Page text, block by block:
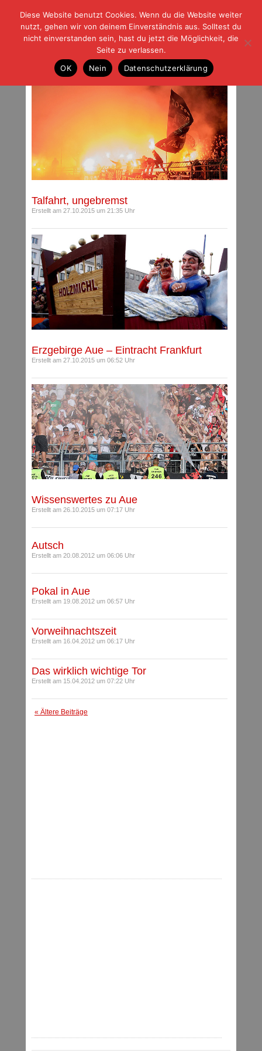
| | |BLOG-GFußball und der Rest
HOME|REGELN|IMPRESSUM |DATENSCHUTZ
Beiträge mit Schlagwort: Aue
Talfahrt, ungebremst
Erstellt am 27.10.2015 um 21:35 Uhr
Erzgebirge Aue – Eintracht Frankfurt
Erstellt am 27.10.2015 um 06:52 Uhr
Wissenswertes zu Aue
Erstellt am 26.10.2015 um 07:17 Uhr
Autsch
Erstellt am 20.08.2012 um 06:06 Uhr
Pokal in Aue
Erstellt am 19.08.2012 um 06:57 Uhr
Vorweihnachtszeit
Erstellt am 16.04.2012 um 06:17 Uhr
Das wirklich wichtige Tor
Erstellt am 15.04.2012 um 07:22 Uhr
« Ältere Beiträge
Diese Website benutzt Cookies. Wenn du die Website weiter
nutzt, gehen wir von deinem Einverständnis aus. Solltest du
nicht einverstanden sein, hast du jetzt die Möglichkeit, die
Seite zu verlassen.
OK
Nein Datenschutzerklärung